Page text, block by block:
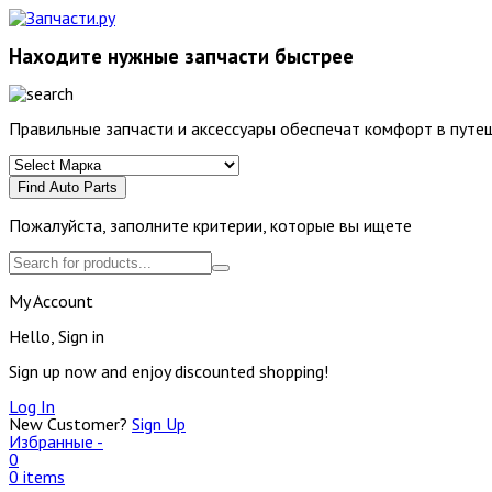
Находите нужные запчасти быстрее
Правильные запчасти и аксессуары обеспечат комфорт в
Find Auto Parts
Пожалуйста, заполните критерии, которые вы ищете
My Account
Hello, Sign in
Sign up now and enjoy discounted shopping!
Log In
New Customer? Sign Up
Избранные -
0
0 items